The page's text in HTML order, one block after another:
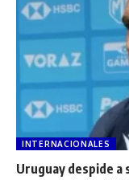
INTERNACIONALES
Uruguay despide a